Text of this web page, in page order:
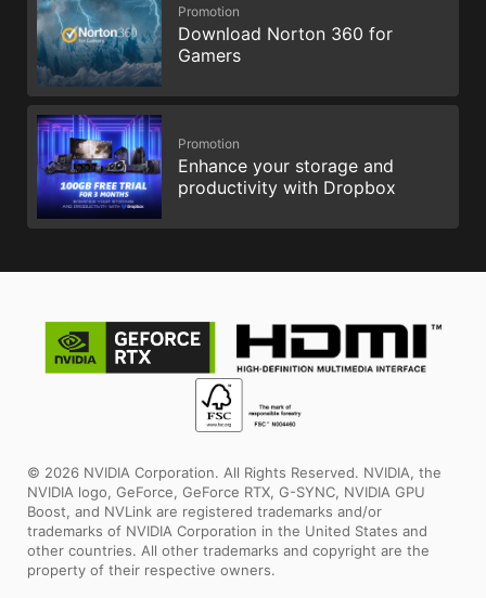
Promotion
Download Norton 360 for
Gamers
Promotion
Enhance your storage and
productivity with Dropbox
© 2026 NVIDIA Corporation. All Rights Reserved. NVIDIA, the
NVIDIA logo, GeForce, GeForce RTX, G-SYNC, NVIDIA GPU
Boost, and NVLink are registered trademarks and/or
trademarks of NVIDIA Corporation in the United States and
other countries. All other trademarks and copyright are the
property of their respective owners.